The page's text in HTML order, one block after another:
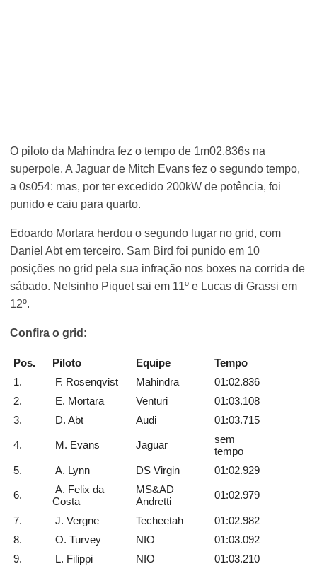
O piloto da Mahindra fez o tempo de 1m02.836s na
superpole. A Jaguar de Mitch Evans fez o segundo tempo,
a 0s054: mas, por ter excedido 200kW de potência, foi
punido e caiu para quarto.
Edoardo Mortara herdou o segundo lugar no grid, com
Daniel Abt em terceiro. Sam Bird foi punido em 10
posições no grid pela sua infração nos boxes na corrida de
sábado. Nelsinho Piquet sai em 11º e Lucas di Grassi em
12º.
Confira o grid:
Pos. Piloto Equipe
Tempo
1.
F. Rosenqvist Mahindra
01:02.836
2.
E. Mortara Venturi
01:03.108
3.
D. Abt Audi 01:03.715
4. M. Evans Jaguar
sem
tempo
5.
A. Lynn DS Virgin 01:02.929
6.
A. Felix da
Costa
MS&AD
Andretti
01:02.979
7. J. Vergne Techeetah
01:02.982
8.
O. Turvey NIO
01:03.092
9.
L. Filippi NIO
01:03.210